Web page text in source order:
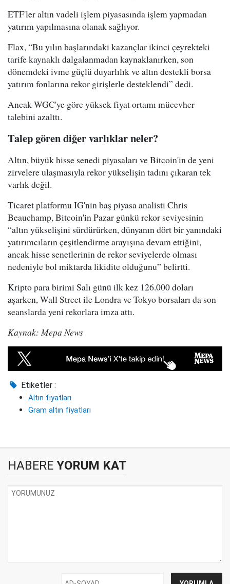
ETF'ler altın vadeli işlem piyasasında işlem yapmadan
yatırım yapılmasına olanak sağlıyor.
Flax, “Bu yılın başlarındaki kazançlar ikinci çeyrekteki
tarife kaynaklı dalgalanmadan kaynaklanırken, son
dönemdeki ivme güçlü duyarlılık ve altın destekli borsa
yatırım fonlarına rekor girişlerle desteklendi” dedi.
Ancak WGC'ye göre yüksek fiyat ortamı mücevher
talebini azalttı.
Talep gören diğer varlıklar neler?
Altın, büyük hisse senedi piyasaları ve Bitcoin'in de yeni
zirvelere ulaşmasıyla rekor yükselişin tadını çıkaran tek
varlık değil.
Ticaret platformu IG'nin baş piyasa analisti Chris
Beauchamp, Bitcoin'in Pazar günkü rekor seviyesinin
“altın yükselişini sürdürürken, dünyanın dört bir yanındaki
yatırımcıların çeşitlendirme arayışına devam ettiğini,
ancak hisse senetlerinin de rekor seviyelerde olması
nedeniyle bol miktarda likidite olduğunu” belirtti.
Kripto para birimi Salı günü ilk kez 126.000 doları
aşarken, Wall Street ile Londra ve Tokyo borsaları da son
seanslarda yeni rekorlara imza attı.
Kaynak: Mepa News
Etiketler :
Altın fiyatları
Gram altın fiyatları
HABERE YORUM KAT